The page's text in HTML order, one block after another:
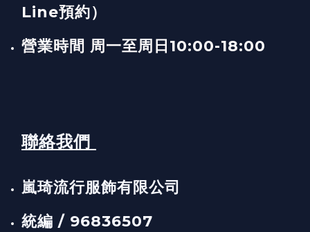
Line預約）
營業時間 周一至周日10:00-18:00
聯絡我們
嵐琦流行服飾有限公司
統編 / 96836507